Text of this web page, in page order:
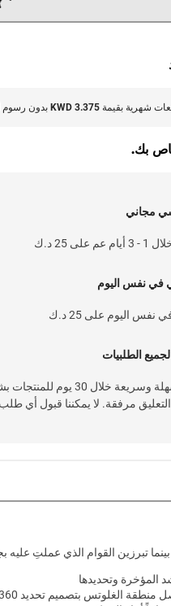
KWD 3.375 بدون رسوم
بك.
مجاني
25 د.ك
في نفس اليوم
اليوم على 25 د.ك
الطلبيات
خدمة إرجاع سهلة
مرفقة. لا يمكننا قبول أي
تبرزين القوام الذي عملتِ عليه
المؤخرة وتحديدها
الغلوتس بتصميم تحديد 360°